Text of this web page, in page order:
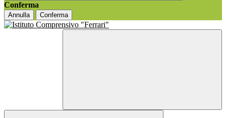
Conferma
Annulla Conferma